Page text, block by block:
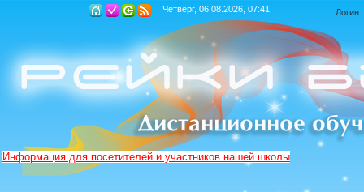
Четверг, 06.08.2026, 07:41 Логин:
Информация для посетителей и участников нашей школы